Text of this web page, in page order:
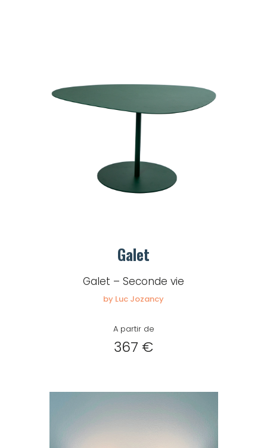
Galet
Galet – Seconde vie
by Luc Jozancy
A partir de
367 €